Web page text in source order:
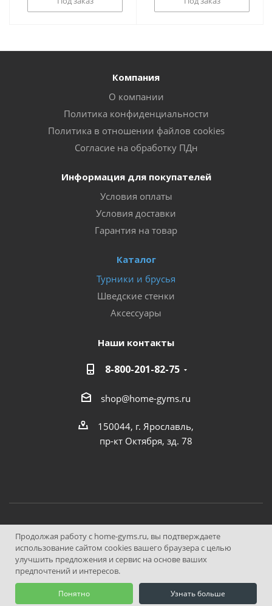
Продолжая работу с home-gyms.ru, вы подтверждаете
использование сайтом cookies вашего браузера с целью
улучшить предложения и сервис на основе ваших
предпочтений и интересов.
Понятно Узнать больше
Компания
О компании
Политика конфиденциальности
Политика в отношении файлов cookies
Согласие на обработку ПДн
Информация для покупателей
Условия оплаты
Условия доставки
Гарантия на товар
Каталог
Турники и брусья
Шведские стенки
Аксессуары
Наши контакты
8-800-201-82-75
shop@home-gyms.ru
150044, г. Ярославль,
пр-кт Октября, зд. 78
© ООО "Домашние Тренажеры", 2013—2026
Быстро с 1С-Битрикс